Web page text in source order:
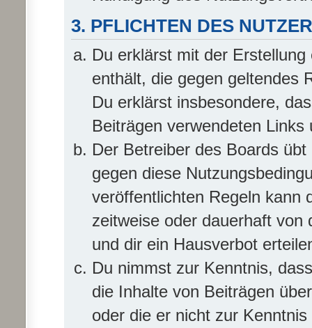
3. PFLICHTEN DES
Du erklärst mit der
enthält, die gegen geltendes
Du erklärst insbesondere,
Beiträgen verwendeten
Der Betreiber des Boards
gegen diese
veröffentlichten Regeln kann
zeitweise oder dauerhaft
und dir ein Hausverbot
Du nimmst zur Kenntnis,
die Inhalte von Beiträgen
oder die er nicht zur